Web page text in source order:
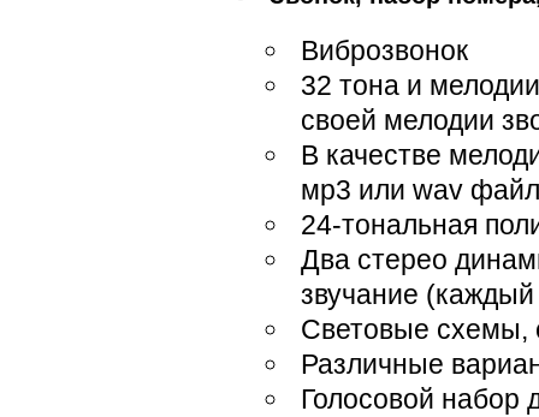
Виброзвонок
32 тона и
своей мелодии
В качестве
мр3 или wav файл
24-тональная
Два стерео
звучание
Световые схемы,
Различные
Голосовой набор